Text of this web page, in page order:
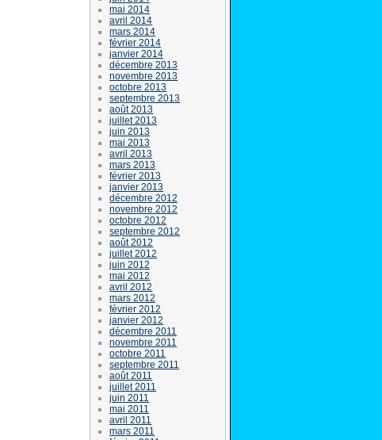
mai 2014
avril 2014
mars 2014
février 2014
janvier 2014
décembre 2013
novembre 2013
octobre 2013
septembre 2013
août 2013
juillet 2013
juin 2013
mai 2013
avril 2013
mars 2013
février 2013
janvier 2013
décembre 2012
novembre 2012
octobre 2012
septembre 2012
août 2012
juillet 2012
juin 2012
mai 2012
avril 2012
mars 2012
février 2012
janvier 2012
décembre 2011
novembre 2011
octobre 2011
septembre 2011
août 2011
juillet 2011
juin 2011
mai 2011
avril 2011
mars 2011